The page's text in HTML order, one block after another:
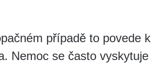
případě to povede k
Nemoc se často vyskytuje